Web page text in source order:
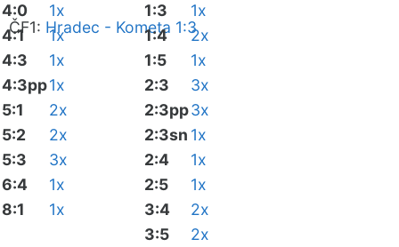
ČF1: Hradec - Kometa 1:3
4:0
1x
4:1
1x
4:3
1x
4:3pp1x
5:1
2x
5:2
2x
5:3
3x
6:4
1x
8:1
1x
1:3
1x
1:4
2x
1:5
1x
2:3
3x
2:3pp3x
2:3sn 1x
2:4
1x
2:5
1x
3:4
2x
3:5
2x